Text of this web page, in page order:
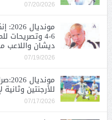
07/20/2026
6-4 وتصريحات
ديشان واللاعب
07/19/2026
للأرجنتين وثانية
07/17/2026